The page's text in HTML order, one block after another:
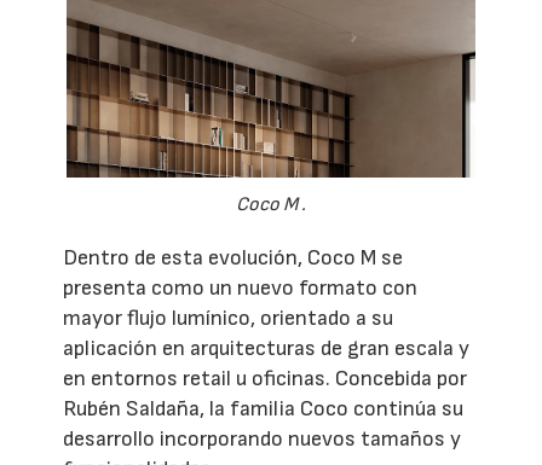
Coco M .
Dentro de esta evolución, Coco M se
presenta como un nuevo formato con
mayor flujo lumínico, orientado a su
aplicación en arquitecturas de gran escala y
en entornos retail u oficinas. Concebida por
Rubén Saldaña, la familia Coco continúa su
desarrollo incorporando nuevos tamaños y